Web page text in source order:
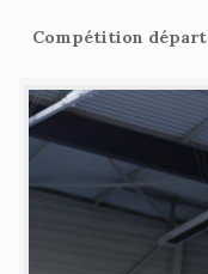
Compétition